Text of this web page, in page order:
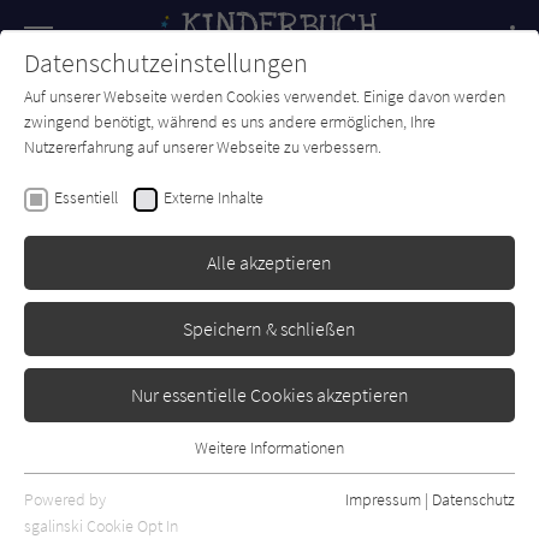
SUCHE Forum Charts Newsletter
Philippe Fix
Serafin und seine
Wundermaschine
Diogenes
Datenschutzeinstellungen
Auf unserer Webseite werden Cookies verwendet. Einige davon werden
zwingend benötigt, während es uns andere ermöglichen, Ihre
Nutzererfahrung auf unserer Webseite zu verbessern.
Essentiell Externe Inhalte
Alle akzeptieren
Speichern & schließen
Nur essentielle Cookies akzeptieren
Essentielle Cookies werden für grundlegende Funktionen der
Webseite benötigt. Dadurch ist gewährleistet, dass die Webseite
Weitere Informationen
Powered by
sgalinski Cookie Opt In
Impressum | Datenschutz